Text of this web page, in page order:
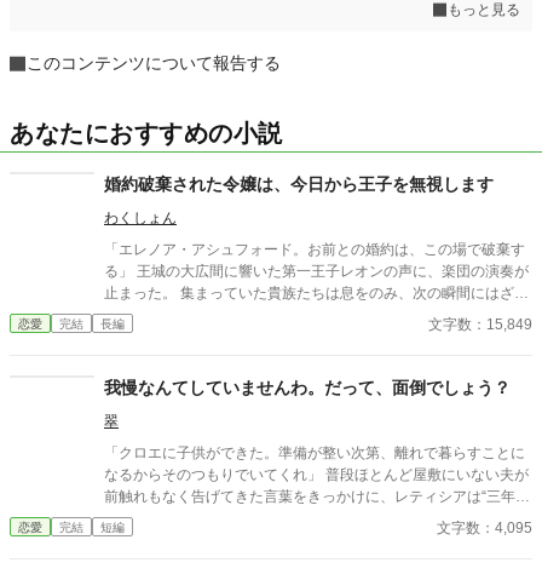
もっと見る
このコンテンツについて報告する
あなたにおすすめの小説
婚約破棄された令嬢は、今日から王子を無視します
わくしょん
「エレノア・アシュフォード。お前との婚約は、この場で破棄す
る」 王城の大広間に響いた第一王子レオンの声に、楽団の演奏が
止まった。 集まっていた貴族たちは息をのみ、次の瞬間にはざわ
めきが広がる。 エレノアはゆっくりと顔を上げた。 目の前では、
王子が腰に手を回した美しい令嬢――侯爵令嬢セシリアが勝ち誇
恋愛 完結 長編 文字数：15,849
我慢なんてしていませんわ。だって、面倒でしょう？
翠
「クロエに子供ができた。準備が整い次第、離れで暮らすことに
なるからそのつもりでいてくれ」 普段ほとんど屋敷にいない夫が
前触れもなく告げてきた言葉をきっかけに、レティシアは“三年
間”の契約を終わらせることにした。 赤の他人を屋敷に迎えるこ
とはしない。 不要なものに感情を砕く理由などない。 「だって、
恋愛 完結 短編 文字数：4,095